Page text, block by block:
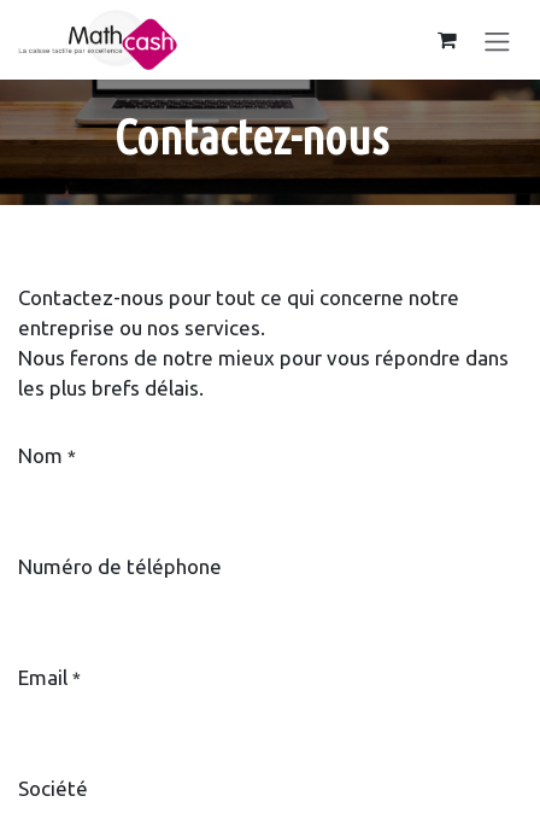
Se rendre au contenu
Contactez-nous
Contactez-nous pour tout ce qui concerne notre
entreprise ou nos services.
Nous ferons de notre mieux pour vous répondre dans
les plus brefs délais.
Nom *
Numéro de téléphone
Email *
Société